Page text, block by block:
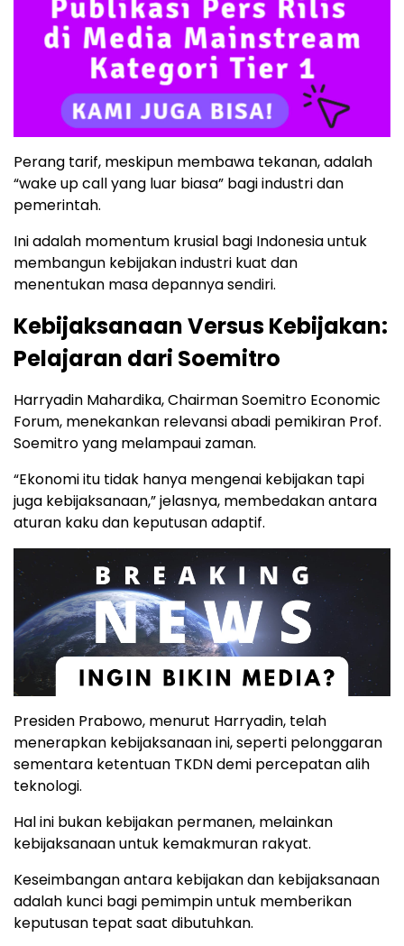
Perang tarif, meskipun membawa tekanan, adalah
“wake up call yang luar biasa” bagi industri dan
pemerintah.
Ini adalah momentum krusial bagi Indonesia untuk
membangun kebijakan industri kuat dan
menentukan masa depannya sendiri.
Kebijaksanaan Versus Kebijakan:
Pelajaran dari Soemitro
Harryadin Mahardika, Chairman Soemitro Economic
Forum, menekankan relevansi abadi pemikiran Prof.
Soemitro yang melampaui zaman.
“Ekonomi itu tidak hanya mengenai kebijakan tapi
juga kebijaksanaan,” jelasnya, membedakan antara
aturan kaku dan keputusan adaptif.
Presiden Prabowo, menurut Harryadin, telah
menerapkan kebijaksanaan ini, seperti pelonggaran
sementara ketentuan TKDN demi percepatan alih
teknologi.
Hal ini bukan kebijakan permanen, melainkan
kebijaksanaan untuk kemakmuran rakyat.
Keseimbangan antara kebijakan dan kebijaksanaan
adalah kunci bagi pemimpin untuk memberikan
keputusan tepat saat dibutuhkan.